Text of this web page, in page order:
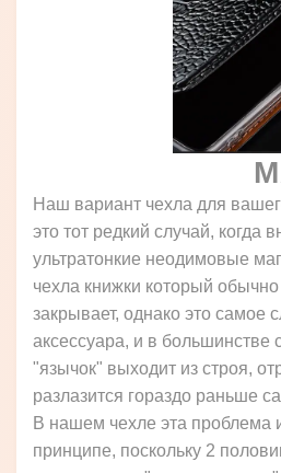
Наш вариант чехла для
это тот редкий случай, когда
ультратонкие неодимовые
чехла книжки который
закрывает, однако это самое
аксессуара, и в большинстве
"язычок" выходит из строя,
разлазится гораздо раньше
В нашем чехле эта проблема
принципе, поскольку 2